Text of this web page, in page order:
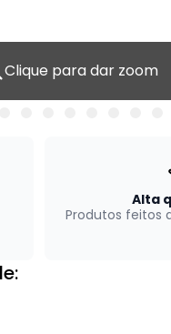
Clique para dar zoom
Alta
Produtos feitos